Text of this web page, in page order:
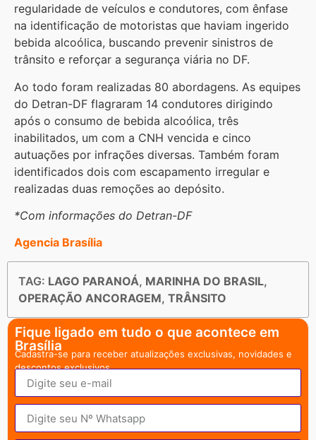
regularidade de veículos e condutores, com ênfase
na identificação de motoristas que haviam ingerido
bebida alcoólica, buscando prevenir sinistros de
trânsito e reforçar a segurança viária no DF.
Ao todo foram realizadas 80 abordagens. As equipes
do Detran-DF flagraram 14 condutores dirigindo
após o consumo de bebida alcoólica, três
inabilitados, um com a CNH vencida e cinco
autuações por infrações diversas. Também foram
identificados dois com escapamento irregular e
realizadas duas remoções ao depósito.
*Com informações do Detran-DF
Agencia Brasília
TAG: LAGO PARANOÁ, MARINHA DO BRASIL,
OPERAÇÃO ANCORAGEM, TRÂNSITO
Fique ligado em tudo o que acontece em
Brasília
Cadastra-se para receber atualizações exclusivas, novidades e
descontos exclusivos.